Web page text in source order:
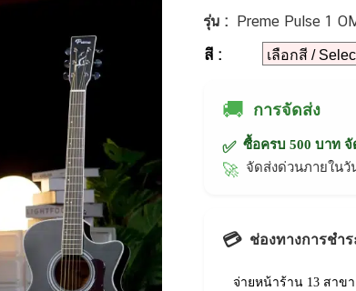
รุ่น : Preme Pulse 1
สี :
🚚 การจัดส่ง
✅ ซื้อครบ 500 บาท
🚀 จัดส่งด่วนภายใน
💳 ช่องทางการชำร
จ่ายหน้าร้าน 13 สาขา